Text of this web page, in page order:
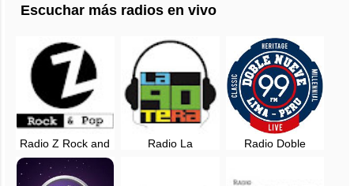
Escuchar más radios en vivo
Radio Z Rock and
Pop EN VIVO -
Lima, Perú
Radio La
Radio Doble